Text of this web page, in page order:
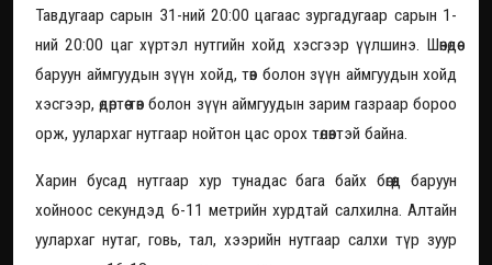
Тавдугаар сарын 31-ний 20:00 цагаас зургадугаар сарын 1-
ний 20:00 цаг хүртэл нутгийн хойд хэсгээр үүлшинэ. Шөнөдөө
баруун аймгуудын зүүн хойд, төв болон зүүн аймгуудын хойд
хэсгээр, өдөртөө төв болон зүүн аймгуудын зарим газраар бороо
орж, уулархаг нутгаар нойтон цас орох төлөвтэй байна.
Харин бусад нутгаар хур тунадас бага байх бөгөөд баруун
хойноос секундэд 6-11 метрийн хурдтай салхилна. Алтайн
уулархаг нутаг, говь, тал, хээрийн нутгаар салхи түр зуур